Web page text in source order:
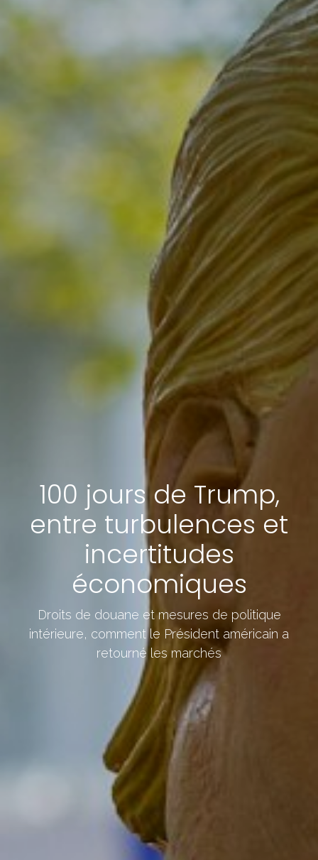
100 jours de Trump,
entre turbulences et
incertitudes
économiques
Droits de douane et mesures de politique
intérieure, comment le Président américain a
retourné les marchés